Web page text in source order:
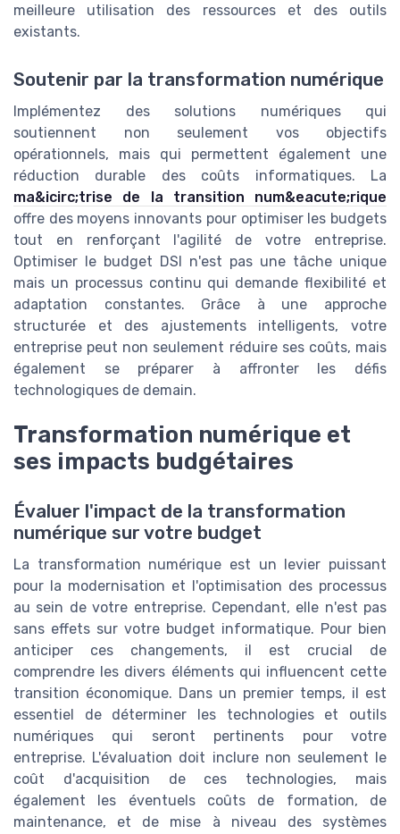
meilleure utilisation des ressources et des outils
existants.
Soutenir par la transformation numérique
Implémentez des solutions numériques qui
soutiennent non seulement vos objectifs
opérationnels, mais qui permettent également une
réduction durable des coûts informatiques. La
ma&icirc;trise de la transition num&eacute;rique
offre des moyens innovants pour optimiser les budgets
tout en renforçant l'agilité de votre entreprise.
Optimiser le budget DSI n'est pas une tâche unique
mais un processus continu qui demande flexibilité et
adaptation constantes. Grâce à une approche
structurée et des ajustements intelligents, votre
entreprise peut non seulement réduire ses coûts, mais
également se préparer à affronter les défis
technologiques de demain.
Transformation numérique et
ses impacts budgétaires
Évaluer l'impact de la transformation
numérique sur votre budget
La transformation numérique est un levier puissant
pour la modernisation et l'optimisation des processus
au sein de votre entreprise. Cependant, elle n'est pas
sans effets sur votre budget informatique. Pour bien
anticiper ces changements, il est crucial de
comprendre les divers éléments qui influencent cette
transition économique. Dans un premier temps, il est
essentiel de déterminer les technologies et outils
numériques qui seront pertinents pour votre
entreprise. L'évaluation doit inclure non seulement le
coût d'acquisition de ces technologies, mais
également les éventuels coûts de formation, de
maintenance, et de mise à niveau des systèmes